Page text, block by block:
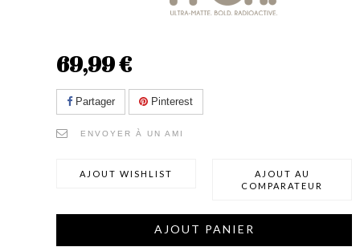
69,99 €
Partager Pinterest
ENVOYER À UN AMI
AJOUT WISHLIST
AJOUT AU
COMPARATEUR
AJOUT PANIER